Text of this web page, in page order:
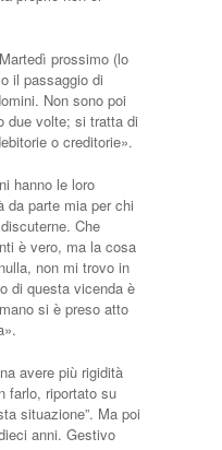
prossimo (lo
il passaggio di
Non sono poi
due volte; si tratta di
o creditorie».
hanno le loro
da parte mia per chi
Che
è vero, ma la cosa
non mi trovo in
di questa vicenda è
si è preso atto
avere più rigidità
farlo, riportato su
situazione”. Ma poi
anni. Gestivo